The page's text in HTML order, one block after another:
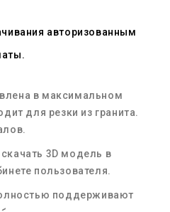
авторизованным
в максимальном
для резки из гранита.
3D модель в
пользователя.
поддерживают